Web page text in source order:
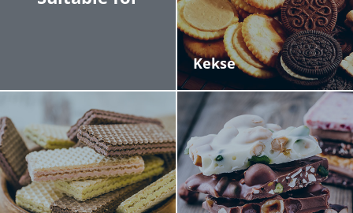
Kekse